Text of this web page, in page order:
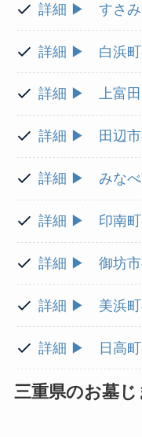
詳細 ▶ すさみ
詳細 ▶ 白浜町
詳細 ▶ 上富田
詳細 ▶ 田辺市
詳細 ▶ みなべ
詳細 ▶ 印南町
詳細 ▶ 御坊市
詳細 ▶ 美浜町
詳細 ▶ 日高町
三重県のお墓じ